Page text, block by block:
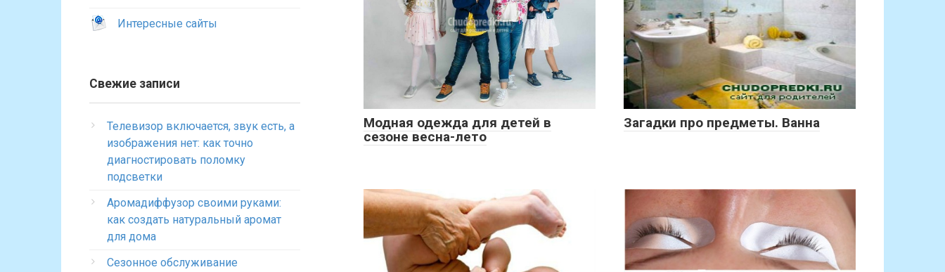
Модная одежда для детей в
сезоне весна-лето
Загадки про предметы. Ванна
Интересные сайты
Свежие записи
Телевизор включается, звук есть, а
изображения нет: как точно
диагностировать поломку
подсветки
Аромадиффузор своими руками:
как создать натуральный аромат
для дома
Сезонное обслуживание